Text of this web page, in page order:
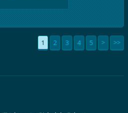
1 2 3 4 5 > >>